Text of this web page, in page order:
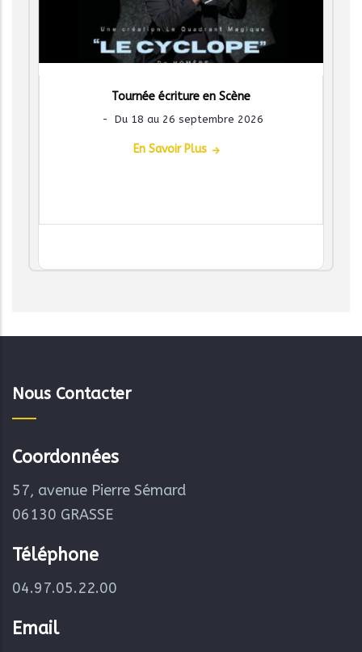
Tournée écriture en Scène
- Du 18 au 26 septembre 2026
En Savoir Plus
Nous Contacter
Coordonnées
57, avenue Pierre Sémard
06130 GRASSE
Téléphone
04.97.05.22.00
Email